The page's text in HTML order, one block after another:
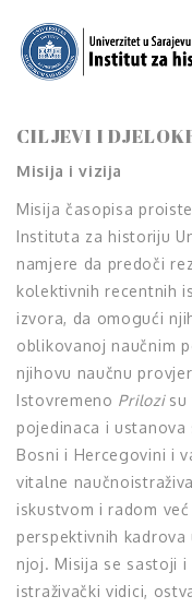
CILJEVI I
Misija i vizija
Misija časopisa
Instituta za historiju
namjere da predoči
kolektivnih recentnih
izvora, da omogući
oblikovanoj naučnim
njihovu naučnu
Istovremeno Prilozisu
pojedinaca i
Bosni i Hercegovini i
vitalne
iskustvom i radom
perspektivnih
njoj. Misija se sastoji
istraživački vidici,